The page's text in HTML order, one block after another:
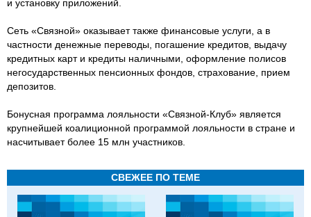
и установку приложений.
Сеть «Связной» оказывает также финансовые услуги, а в
частности денежные переводы, погашение кредитов, выдачу
кредитных карт и кредиты наличными, оформление полисов
негосударственных пенсионных фондов, страхование, прием
депозитов.
Бонусная программа лояльности «Связной-Клуб» является
крупнейшей коалиционной программой лояльности в стране и
насчитывает более 15 млн участников.
СВЕЖЕЕ ПО ТЕМЕ